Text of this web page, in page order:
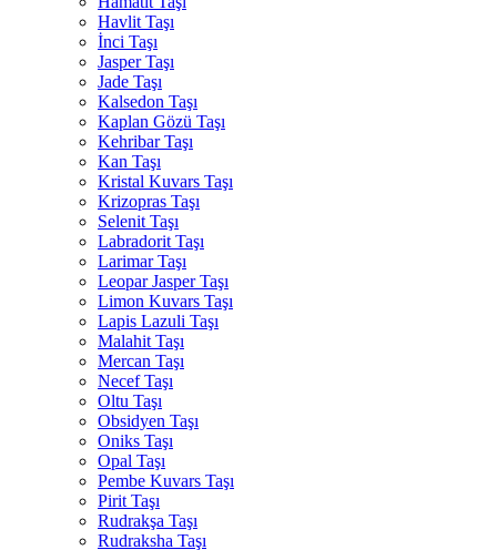
Havlit Taşı
İnci Taşı
Jasper Taşı
Jade Taşı
Kalsedon Taşı
Kaplan Gözü Taşı
Kehribar Taşı
Kan Taşı
Kristal Kuvars Taşı
Krizopras Taşı
Selenit Taşı
Labradorit Taşı
Larimar Taşı
Leopar Jasper Taşı
Limon Kuvars Taşı
Lapis Lazuli Taşı
Malahit Taşı
Mercan Taşı
Necef Taşı
Oltu Taşı
Obsidyen Taşı
Oniks Taşı
Opal Taşı
Pembe Kuvars Taşı
Pirit Taşı
Rudrakşa Taşı
Rudraksha Taşı